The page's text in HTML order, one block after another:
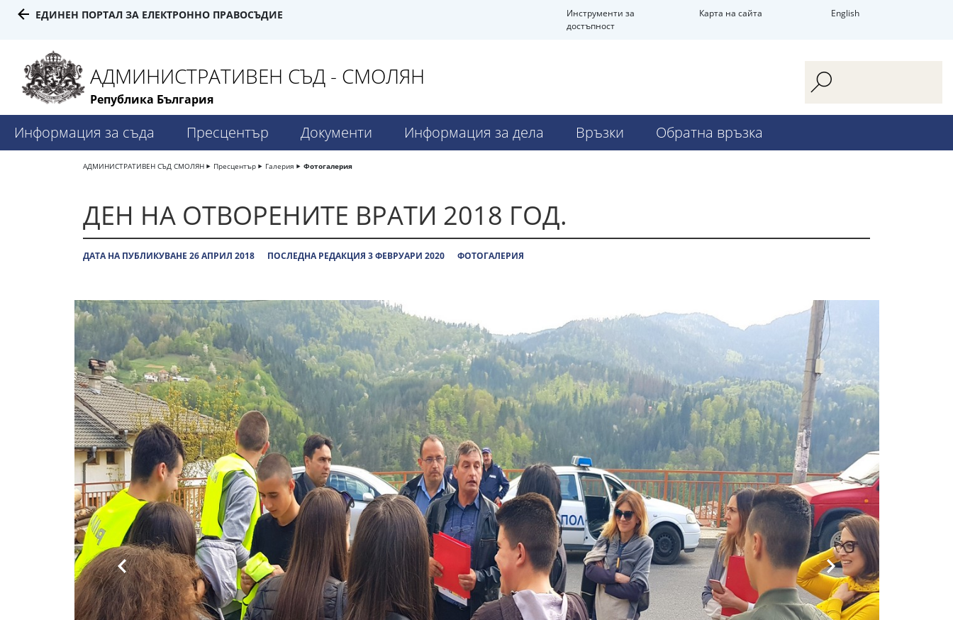
ЕДИНЕН ПОРТАЛ ЗА ЕЛЕКТРОННО ПРАВОСЪДИЕ
Инструменти за
достъпност
Карта на сайта English
АДМИНИСТРАТИВЕН СЪД - СМОЛЯН
Република България
Информация за съда Пресцентър Документи Информация за дела Връзки Обратна връзка
АДМИНИСТРАТИВЕН СЪД СМОЛЯН Пресцентър Галерия Фотогалерия
ДЕН НА ОТВОРЕНИТЕ ВРАТИ 2018 ГОД.
ДАТА НА ПУБЛИКУВАНЕ 26 АПРИЛ 2018 ПОСЛЕДНА РЕДАКЦИЯ 3 ФЕВРУАРИ 2020 ФОТОГАЛЕРИЯ